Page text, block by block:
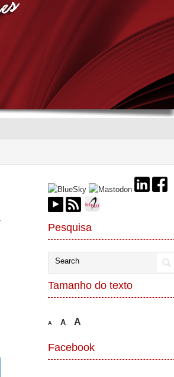
Pesquisa
Tamanho do texto
A A A
Facebook